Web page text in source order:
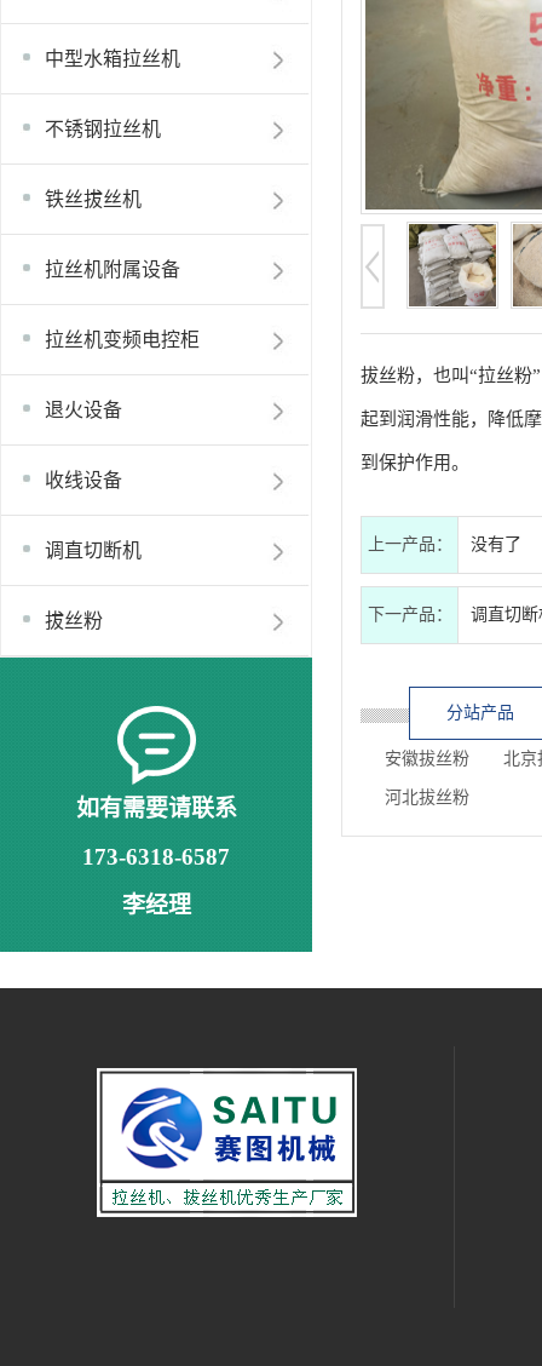
中型水箱拉丝机
不锈钢拉丝机
铁丝拔丝机
拉丝机附属设备
拉丝机变频电控柜
退火设备
收线设备
调直切断机
拔丝粉
如有需要请联系
173-6318-6587
李经理
拔丝粉，也叫“拉丝粉
起到润滑性能，降低
到保护作用。
上一产品： 没有了
下一产品： 调直切断
分站产品
安徽拔丝粉 北京
河北拔丝粉